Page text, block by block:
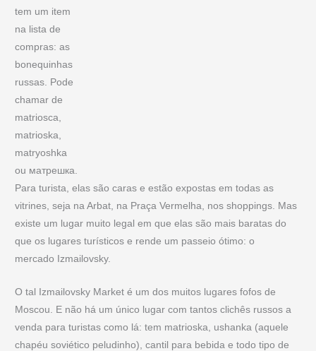
tem um item
na lista de
compras: as
bonequinhas
russas. Pode
chamar de
matriosca,
matrioska,
matryoshka
ou матрешка.
Para turista, elas são caras e estão expostas em todas as
vitrines, seja na Arbat, na Praça Vermelha, nos shoppings. Mas
existe um lugar muito legal em que elas são mais baratas do
que os lugares turísticos e rende um passeio ótimo: o
mercado Izmailovsky.
O tal Izmailovsky Market é um dos muitos lugares fofos de
Moscou. E não há um único lugar com tantos clichês russos a
venda para turistas como lá: tem matrioska, ushanka (aquele
chapéu soviético peludinho), cantil para bebida e todo tipo de